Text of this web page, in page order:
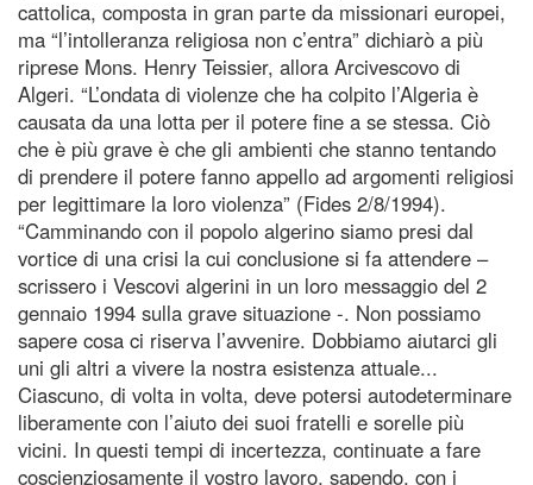
cattolica, composta in gran parte da missionari europei,
ma “l’intolleranza religiosa non c’entra” dichiarò a più
riprese Mons. Henry Teissier, allora Arcivescovo di
Algeri. “L’ondata di violenze che ha colpito l’Algeria è
causata da una lotta per il potere fine a se stessa. Ciò
che è più grave è che gli ambienti che stanno tentando
di prendere il potere fanno appello ad argomenti religiosi
per legittimare la loro violenza” (Fides 2/8/1994).
“Camminando con il popolo algerino siamo presi dal
vortice di una crisi la cui conclusione si fa attendere –
scrissero i Vescovi algerini in un loro messaggio del 2
gennaio 1994 sulla grave situazione -. Non possiamo
sapere cosa ci riserva l’avvenire. Dobbiamo aiutarci gli
uni gli altri a vivere la nostra esistenza attuale...
Ciascuno, di volta in volta, deve potersi autodeterminare
liberamente con l’aiuto dei suoi fratelli e sorelle più
vicini. In questi tempi di incertezza, continuate a fare
coscienziosamente il vostro lavoro, sapendo, con i